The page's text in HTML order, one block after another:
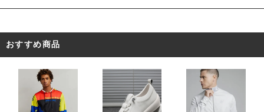
おすすめ商品